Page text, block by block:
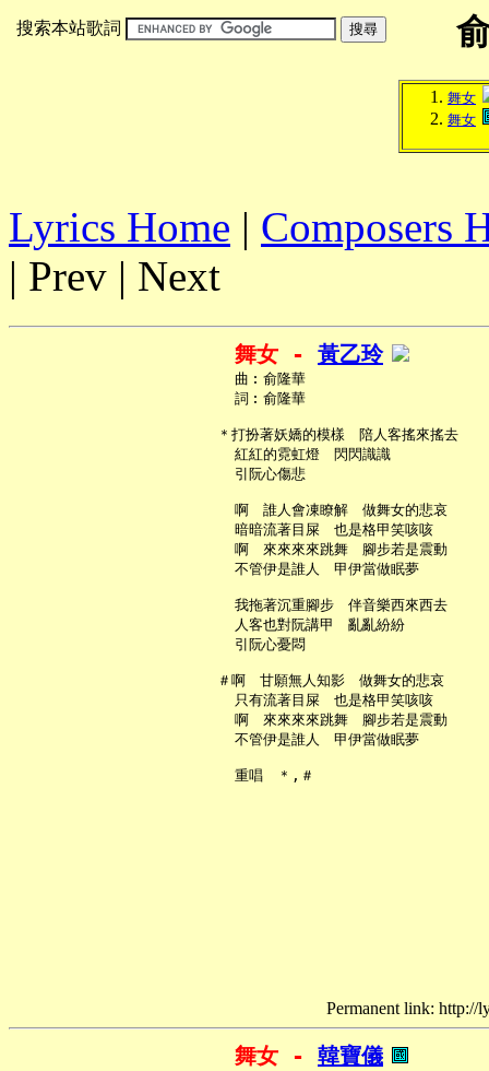
搜索本站歌詞
舞女
舞女
Lyrics Home | Composers
| Prev | Next
舞女 - 黃乙玲
     曲︰俞隆華
     詞︰俞隆華
   ＊打扮著妖嬌的模樣　陪人客搖來搖去
     紅紅的霓虹燈　閃閃識識
     引阮心傷悲
     啊　誰人會凍瞭解　做舞女的悲哀
     暗暗流著目屎　也是格甲笑咳咳
     啊　來來來來跳舞　腳步若是震動
     不管伊是誰人　甲伊當做眠夢
     我拖著沉重腳步　伴音樂西來西去
     人客也對阮講甲　亂亂紛紛
     引阮心憂悶
   ＃啊　甘願無人知影　做舞女的悲哀
     只有流著目屎　也是格甲笑咳咳
     啊　來來來來跳舞　腳步若是震動
     不管伊是誰人　甲伊當做眠夢
Permanent link: http://
舞女 - 韓寶儀